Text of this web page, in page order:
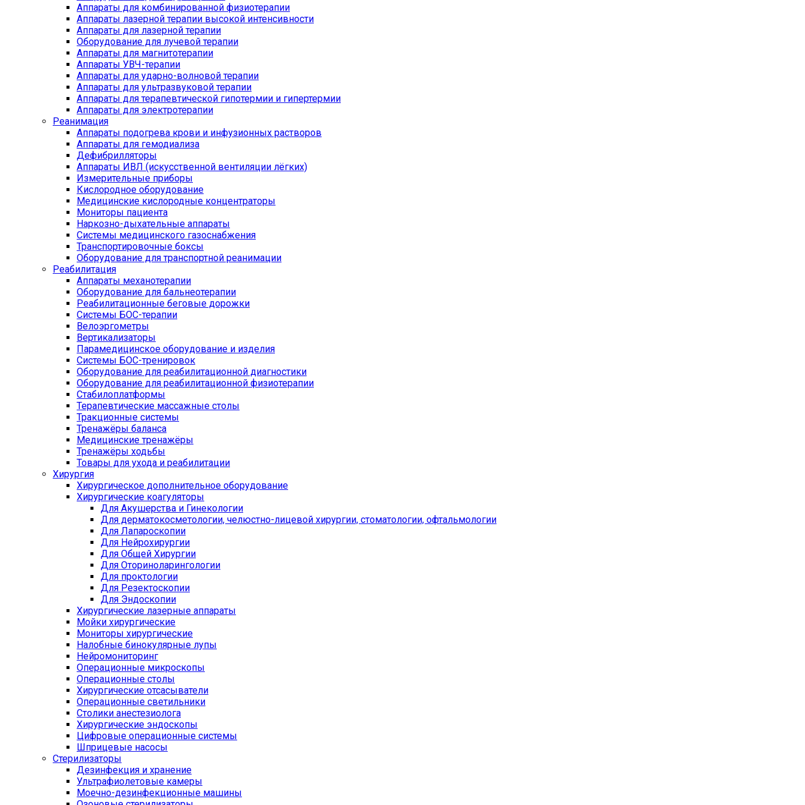
Аппараты для комбинированной физиотерапии
Аппараты лазерной терапии высокой интенсивности
Аппараты для лазерной терапии
Оборудование для лучевой терапии
Аппараты для магнитотерапии
Аппараты УВЧ-терапии
Аппараты для ударно-волновой терапии
Аппараты для ультразвуковой терапии
Аппараты для терапевтической гипотермии и гипертермии
Аппараты для электротерапии
Реанимация
Аппараты подогрева крови и инфузионных растворов
Аппараты для гемодиализа
Дефибрилляторы
Аппараты ИВЛ (искусственной вентиляции лёгких)
Измерительные приборы
Кислородное оборудование
Медицинские кислородные концентраторы
Мониторы пациента
Наркозно-дыхательные аппараты
Системы медицинского газоснабжения
Транспортировочные боксы
Оборудование для транспортной реанимации
Реабилитация
Аппараты механотерапии
Оборудование для бальнеотерапии
Реабилитационные беговые дорожки
Системы БОС-терапии
Велоэргометры
Вертикализаторы
Парамедицинское оборудование и изделия
Системы БОС-тренировок
Оборудование для реабилитационной диагностики
Оборудование для реабилитационной физиотерапии
Стабилоплатформы
Терапевтические массажные столы
Тракционные системы
Тренажёры баланса
Медицинские тренажёры
Тренажёры ходьбы
Товары для ухода и реабилитации
Хирургия
Хирургическое дополнительное оборудование
Хирургические коагуляторы
Для Акушерства и Гинекологии
Для дерматокосметологии, челюстно-лицевой хирургии, стоматологии, офтальмологии
Для Лапароскопии
Для Нейрохирургии
Для Общей Хирургии
Для Оториноларингологии
Для проктологии
Для Резектоскопии
Для Эндоскопии
Хирургические лазерные аппараты
Мойки хирургические
Мониторы хирургические
Налобные бинокулярные лупы
Нейромониторинг
Операционные микроскопы
Операционные столы
Хирургические отсасыватели
Операционные светильники
Столики анестезиолога
Хирургические эндоскопы
Цифровые операционные системы
Шприцевые насосы
Стерилизаторы
Дезинфекция и хранение
Ультрафиолетовые камеры
Моечно-дезинфекционные машины